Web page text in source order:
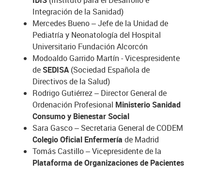
Integración de la Sanidad)
Mercedes Bueno – Jefe de la Unidad de
Pediatría y Neonatología del Hospital
Universitario Fundación Alcorcón
Modoaldo Garrido Martín - Vicespresidente
de SEDISA (Sociedad Española de
Directivos de la Salud)
Rodrigo Gutiérrez – Director General de
Ordenación Profesional Ministerio Sanidad
Consumo y Bienestar Social
Sara Gasco – Secretaria General de CODEM
Colegio Oficial Enfermería de Madrid
Tomás Castillo – Vicepresidente de la
Plataforma de Organizaciones de Pacientes